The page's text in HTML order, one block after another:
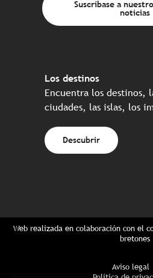
Suscríbase a
noticias
Los destinos
Encuentra los destinos,
ciudades, las islas, los
Descubrir
Web realizada en colaboración con el
bretones
Aviso legal